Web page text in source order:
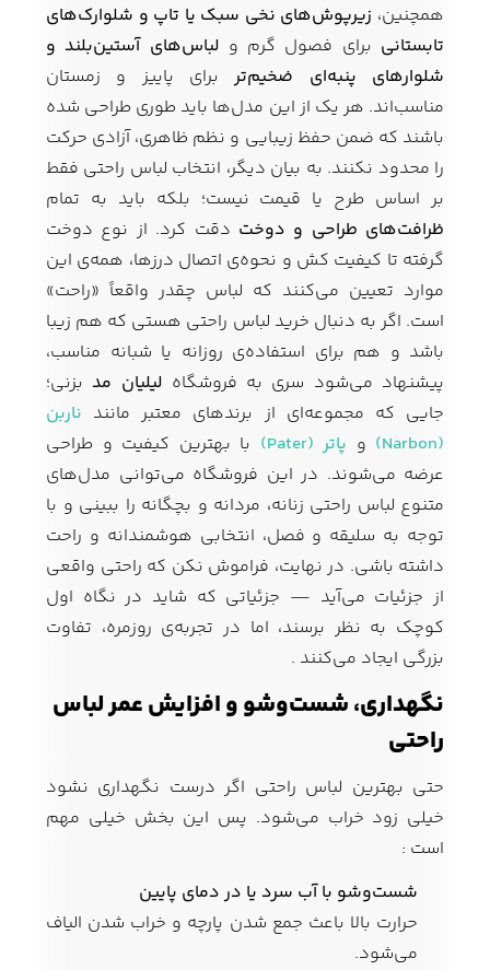
همچنین، زیرپوش‌های نخی سبک یا تاپ و شلوارک‌های
تابستانی برای فصول گرم و لباس‌های آستین‌بلند و
شلوارهای پنبه‌ای ضخیم‌تربرای پاییز و زمستان
مناسب‌اند. هر یک از این مدل‌ها باید طوری طراحی شده
باشند که ضمن حفظ زیبایی و نظم ظاهری، آزادی حرکت
را محدود نکنند. به بیان دیگر، انتخاب لباس راحتی فقط
بر اساس طرح یا قیمت نیست؛ بلکه باید به تمام
ظرافت‌های طراحی و دوخت دقت کرد. از نوع دوخت
گرفته تا کیفیت کش و نحوه‌ی اتصال درزها، همه‌ی این
موارد تعیین می‌کنند که لباس چقدر واقعاً «راحت»
است. اگر به دنبال خرید لباس راحتی هستی که هم زیبا
باشد و هم برای استفاده‌ی روزانه یا شبانه مناسب،
پیشنهاد می‌شود سری به فروشگاه لیلیان مدبزنی؛
جایی که مجموعه‌ای از برندهای معتبر مانند ناربن
(Narbon)
و پاتر (Pater)
با بهترین کیفیت و طراحی
عرضه می‌شوند. در این فروشگاه می‌توانی مدل‌های
متنوع لباس راحتی زنانه، مردانه و بچگانه را ببینی و با
توجه به سلیقه و فصل، انتخابی هوشمندانه و راحت
داشته باشی. در نهایت، فراموش نکن که راحتی واقعی
از جزئیات می‌آید — جزئیاتی که شاید در نگاه اول
کوچک به نظر برسند، اما در تجربه‌ی روزمره، تفاوت
بزرگی ایجاد می‌کنند .
نگهداری، شست‌وشو و افزایش عمر لباس
راحتی
حتی بهترین لباس راحتی اگر درست نگهداری نشود
خیلی زود خراب می‌شود. پس این بخش خیلی مهم
است :
شست‌وشو با آب سرد یا در دمای پایین
حرارت بالا باعث جمع شدن پارچه و خراب شدن الیاف
می‌شود.